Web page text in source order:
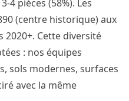
4 pièces (58%). Les
(centre historique) aux
Cette diversité
: nos équipes
sols modernes, surfaces
avec la même